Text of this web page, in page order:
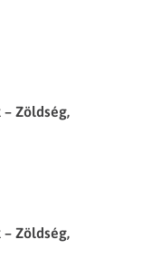
Zöldség,
Zöldség,